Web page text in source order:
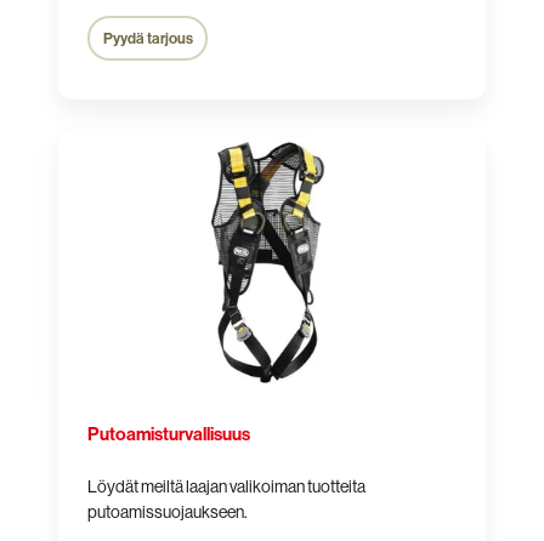
Pyydä tarjous
Putoamisturvallisuus
Löydät meiltä laajan valikoiman tuotteita
putoamissuojaukseen.